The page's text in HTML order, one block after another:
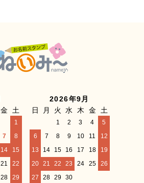
金 土
1
7
8
14
15
21
22
28 29
2026年9月
日
月 火 水 木 金 土
1 2 3 4
5
6
7 8 9 10 11
12
13
14 15 16 17 18
19
20 21 22 23 24 25
26
27
28 29 30